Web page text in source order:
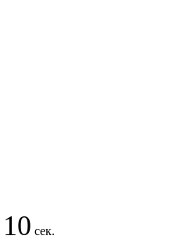
10 сек.